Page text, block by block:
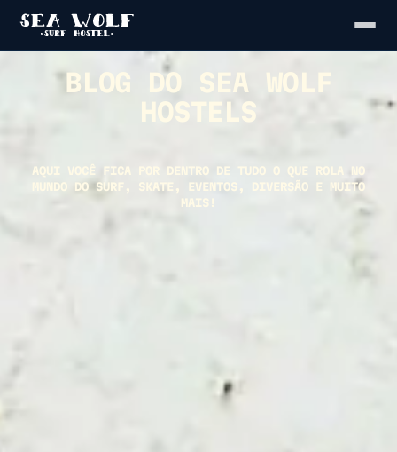
BLOG DO SEA WOLF
HOSTELS
AQUI VOCÊ FICA POR DENTRO DE TUDO O QUE ROLA NO
MUNDO DO SURF, SKATE, EVENTOS, DIVERSÃO E MUITO
MAIS!